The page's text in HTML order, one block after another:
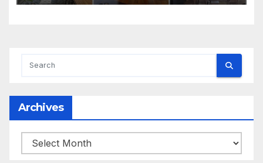
Archives
Archives